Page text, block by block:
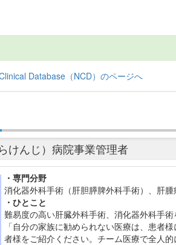
Database（NCD）のページへ
けんじ）病院事業管理者
・専門分野
消化器外科手術（肝胆膵脾外科手術）、肝
・ひとこと
難易度の高い肝臓外科手術、消化器外科手術
「自分の家族に勧められない医療は、患者
者様をご紹介ください。チーム医療で全人的